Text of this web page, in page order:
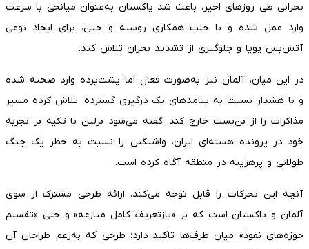
بحرانی طی روزهای اخیر، باعث شد پاکستان به‌عنوان میانجی با سرعت
وارد عمل شده و با جلب همکاری روسیه و چین، برای ایجاد نوعی
آتش‌بس پویا و جلوگیری از تشدید بحران تلاش کند.
در این میان، آلمان نیز به‌صورت فعال اما پشت‌پرده وارد صحنه شده
و با هشدار نسبت به پیامدهای یک درگیری گسترده، تلاش کرده مسیر
مذاکرات را از بن‌بست خارج کند. گفته می‌شود برلین با تکیه بر تجربه
خود در پرونده هسته‌ای ایران، واشنگتن را نسبت به خطر یک جنگ
طولانی و پرهزینه در منطقه آگاه کرده است.
آنچه این تحرکات را قابل توجه می‌کند، ارائه طرحی مشترک از سوی
آلمان و پاکستان است که بر «بازتعریف کامل منازعه» و حتی «تقسیم
حوزه‌های نفوذ» میان طرف‌ها تاکید دارد؛ طرحی که به‌زعم طراحان آن